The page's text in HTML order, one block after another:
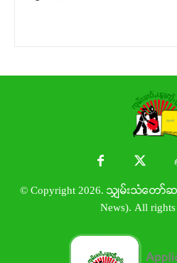
© Copyright 2026. သျှမ်းသံတော်ဆ
News). All rights